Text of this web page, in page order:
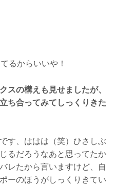
るからいいや！
スの構えも見せましたが、
ち合ってみてしっくりきた
す、ははは（笑）ひさしぶ
るだろうなあと思ってたか
レたから言いますけど、自
ーのほうがしっくりきてい